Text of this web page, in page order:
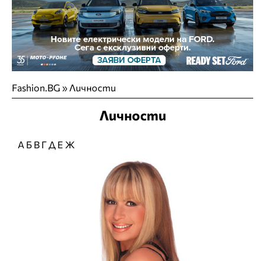
Fashion.BG » Личности
Личности
А Б В ГД Е Ж